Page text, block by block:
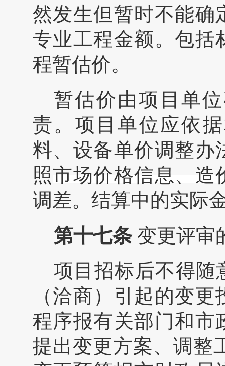
然发生但暂时不能确
专业工程金额。包括
程暂估价。
暂估价由项目单
责。项目单位应依
料、设备单价调整办
照市场价格信息、造
调差。结算中的实际
第十七条 变更评审
项目招标后不得随
（洽商）引起的变
程序报有关部门和市
提出变更方案、调整